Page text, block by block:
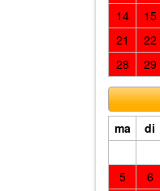
14
15
21
22
28
29
ma
di
5
6